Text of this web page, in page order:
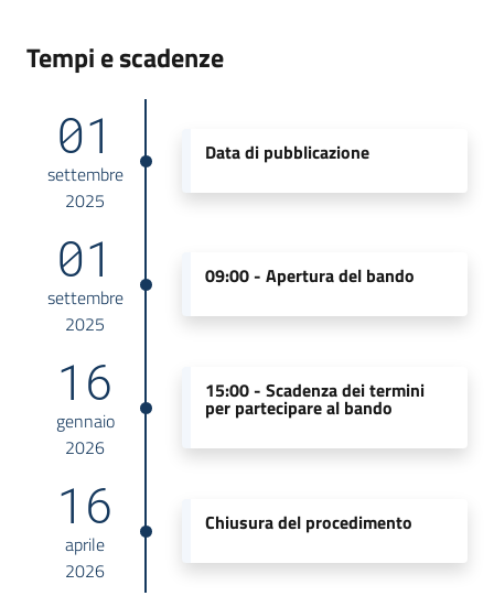
Tempi e scadenze
01
settembre
2025
Data di pubblicazione
01
settembre
2025
09:00 - Apertura del bando
16
gennaio
2026
15:00 - Scadenza dei termini
per partecipare al bando
16
aprile
2026
Chiusura del procedimento